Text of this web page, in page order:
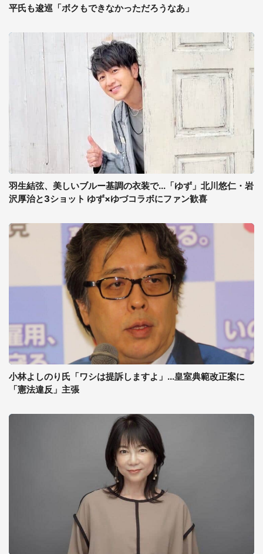
平氏も逡巡「ボクもできなかっただろうなあ」
羽生結弦、美しいブルー基調の衣装で...「ゆず」北川悠仁・岩
沢厚治と3ショット ゆず×ゆづコラボにファン歓喜
小林よしのり氏「ワシは提訴しますよ」...皇室典範改正案に
「憲法違反」主張